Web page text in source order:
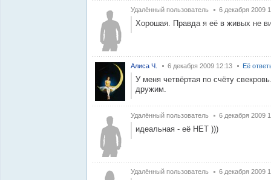
Удалённый пользователь 6 декабря 2009
Хорошая. Правда я её в живых не
Алиса Ч. 6 декабря 2009 12:13 Её
У меня четвёртая по счёту
дружим.
Удалённый пользователь 6 декабря 2009
идеальная - её НЕТ )))
Удалённый пользователь 6 декабря 2009